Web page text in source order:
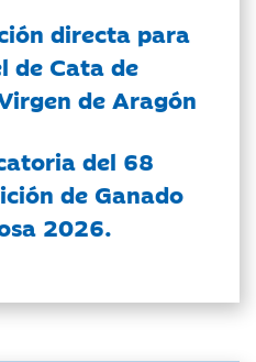
directa para
de Cata de
de Aragón
del 68
de Ganado
2026.